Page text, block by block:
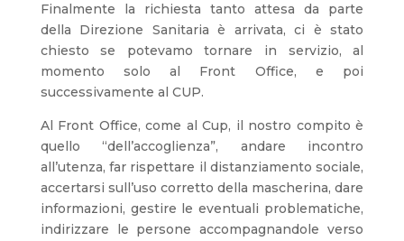
Finalmente la richiesta tanto attesa da parte
della Direzione Sanitaria è arrivata, ci è stato
chiesto se potevamo tornare in servizio, al
momento solo al Front Office, e poi
successivamente al CUP.
Al Front Office, come al Cup, il nostro compito è
quello “dell’accoglienza”, andare incontro
all’utenza, far rispettare il distanziamento sociale,
accertarsi sull’uso corretto della mascherina, dare
informazioni, gestire le eventuali problematiche,
indirizzare le persone accompagnandole verso